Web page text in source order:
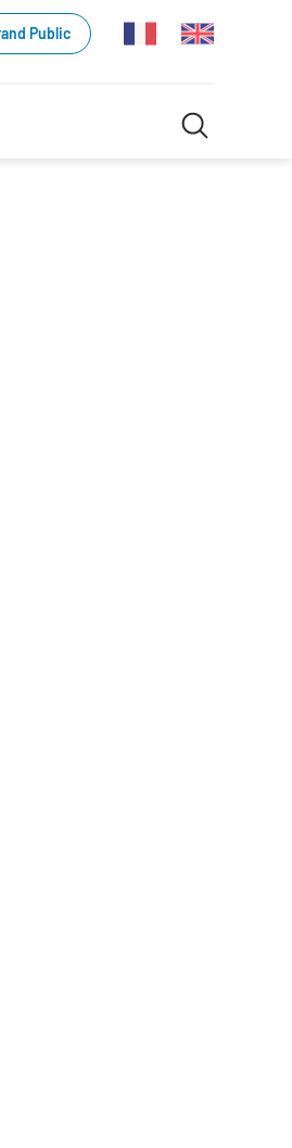
Public
Recherche